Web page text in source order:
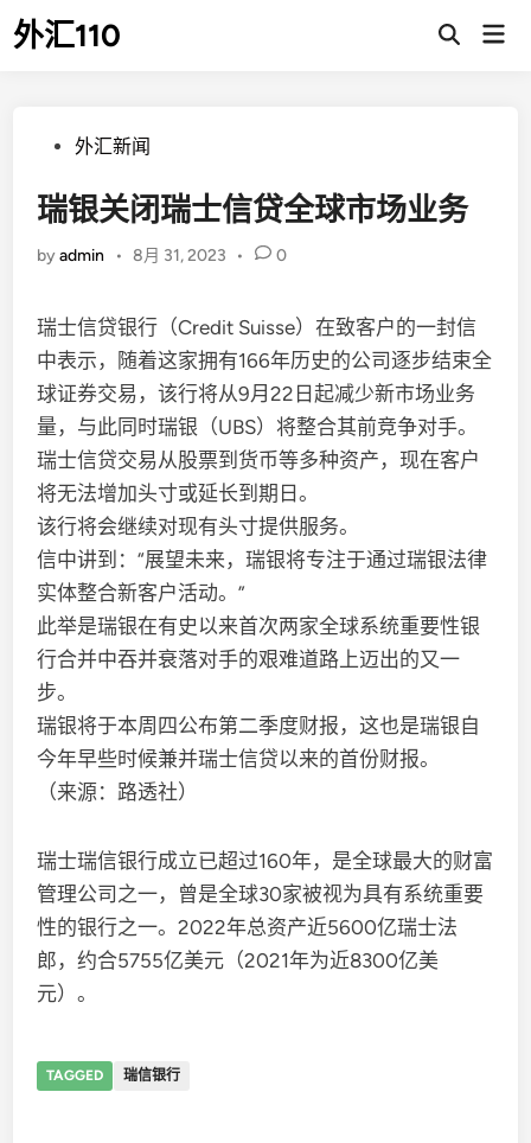
Skip
to外汇110
Open
Posted外汇新闻
瑞银关闭瑞士信贷全球市场业务
byadmin • 8月 31, 2023 • 0
瑞士信贷银行（Credit Suisse）在致客户的一封信
中表示，随着这家拥有166年历史的公司逐步结束全
球证券交易，该行将从9月22日起减少新市场业务
量，与此同时瑞银（UBS）将整合其前竞争对手。
瑞士信贷交易从股票到货币等多种资产，现在客户
将无法增加头寸或延长到期日。
该行将会继续对现有头寸提供服务。
信中讲到：“展望未来，瑞银将专注于通过瑞银法律
实体整合新客户活动。”
此举是瑞银在有史以来首次两家全球系统重要性银
行合并中吞并衰落对手的艰难道路上迈出的又一
步。
瑞银将于本周四公布第二季度财报，这也是瑞银自
今年早些时候兼并瑞士信贷以来的首份财报。
（来源：路透社）
瑞士瑞信银行成立已超过160年，是全球最大的财富
管理公司之一，曾是全球30家被视为具有系统重要
性的银行之一。2022年总资产近5600亿瑞士法
郎，约合5755亿美元（2021年为近8300亿美
元）。
TAGGED 瑞信银行